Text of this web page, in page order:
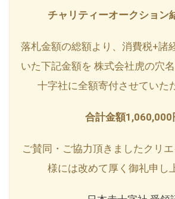
チャリティーオークション
落札金額の総額より、消費税+諸
いた下記金額を 株式会社虎の穴
十字社に全額寄付させていた
合計金額1,060,000
ご賛同・ご協力頂きましたクリ
様には改めて厚く御礼申し